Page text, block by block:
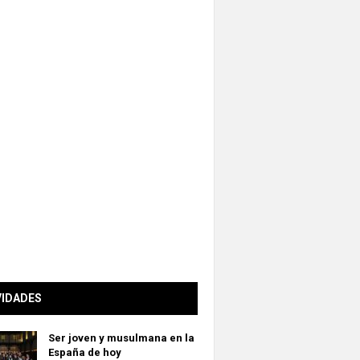
Ser joven y musulmana en la
España de hoy